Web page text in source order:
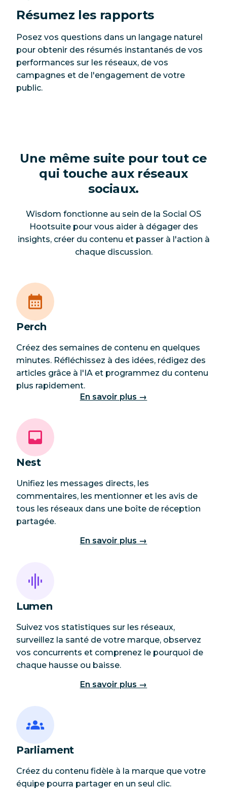
Résumez les rapports
Posez vos questions dans un langage naturel
pour obtenir des résumés instantanés de vos
performances sur les réseaux, de vos
campagnes et de l'engagement de votre
public.
Une même suite pour tout ce
qui touche aux réseaux
sociaux.
Wisdom fonctionne au sein de la Social OS
Hootsuite pour vous aider à dégager des
insights, créer du contenu et passer à l'action à
chaque discussion.
Perch
Créez des semaines de contenu en quelques
minutes. Réfléchissez à des idées, rédigez des
articles grâce à l'IA et programmez du contenu
plus rapidement.
En savoir plus →
Nest
Unifiez les messages directs, les
commentaires, les mentionner et les avis de
tous les réseaux dans une boîte de réception
partagée.
En savoir plus →
Lumen
Suivez vos statistiques sur les réseaux,
surveillez la santé de votre marque, observez
vos concurrents et comprenez le pourquoi de
chaque hausse ou baisse.
En savoir plus →
Parliament
Créez du contenu fidèle à la marque que votre
équipe pourra partager en un seul clic.